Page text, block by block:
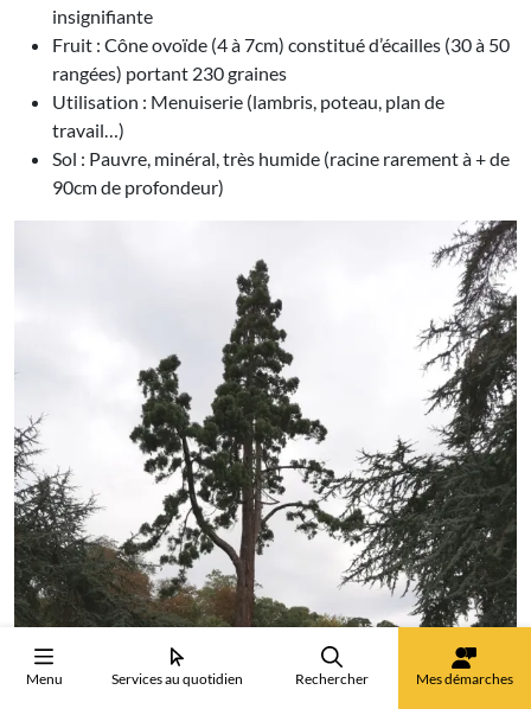
insignifiante
Fruit : Cône ovoïde (4 à 7cm) constitué d’écailles (30 à 50
rangées) portant 230 graines
Utilisation : Menuiserie (lambris, poteau, plan de
travail…)
Sol : Pauvre, minéral, très humide (racine rarement à + de
90cm de profondeur)
Menu Services au quotidien Rechercher Mes démarches